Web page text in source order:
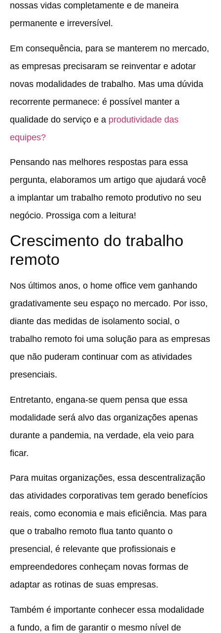
nossas vidas completamente e de maneira
permanente e irreversível.
Em consequência, para se manterem no mercado,
as empresas precisaram se reinventar e adotar
novas modalidades de trabalho. Mas uma dúvida
recorrente permanece: é possível manter a
qualidade do serviço e a produtividade das
equipes?
Pensando nas melhores respostas para essa
pergunta, elaboramos um artigo que ajudará você
a implantar um trabalho remoto produtivo no seu
negócio. Prossiga com a leitura!
Crescimento do trabalho
remoto
Nos últimos anos, o home office vem ganhando
gradativamente seu espaço no mercado. Por isso,
diante das medidas de isolamento social, o
trabalho remoto foi uma solução para as empresas
que não puderam continuar com as atividades
presenciais.
Entretanto, engana-se quem pensa que essa
modalidade será alvo das organizações apenas
durante a pandemia, na verdade, ela veio para
ficar.
Para muitas organizações, essa descentralização
das atividades corporativas tem gerado benefícios
reais, como economia e mais eficiência. Mas para
que o trabalho remoto flua tanto quanto o
presencial, é relevante que profissionais e
empreendedores conheçam novas formas de
adaptar as rotinas de suas empresas.
Também é importante conhecer essa modalidade
a fundo, a fim de garantir o mesmo nível de